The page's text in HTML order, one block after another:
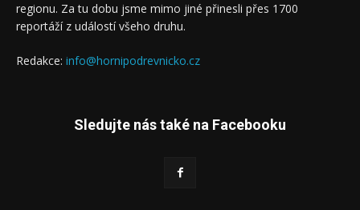
regionu. Za tu dobu jsme mimo jiné přinesli přes 1700
reportáží z událostí všeho druhu.
Redakce: info@hornipodrevnicko.cz
Sledujte nás také na Facebooku